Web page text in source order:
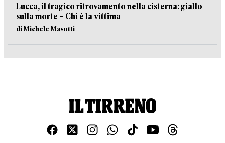
Lucca, il tragico ritrovamento nella cisterna: giallo
sulla morte – Chi è la vittima
di Michele Masotti